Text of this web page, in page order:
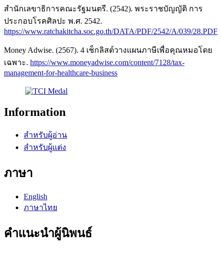
สำนักเลขาธิการคณะรัฐมนตรี. (2542). พระราชบัญญัติ การ
ประกอบโรคศิลปะ พ.ศ. 2542.
https://www.ratchakitcha.soc.go.th/DATA/PDF/2542/A/039/28.PDF
Money Adwise. (2567). 4 เช็กลิสต์วางแผนภาษีเพื่อคุณหมอโดย
เฉพาะ. https://www.moneyadwise.com/content/7128/tax-
management-for-healthcare-business
Information
สำหรับผู้อ่าน
สำหรับผู้แต่ง
ภาษา
English
ภาษาไทย
คำแนะนำผู้นิพนธ์